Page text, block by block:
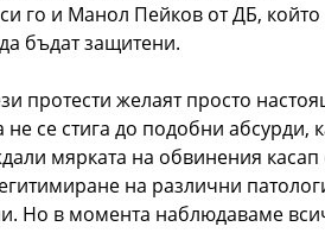
го и Манол Пейков от ДБ, който
бъдат защитени.
протести желаят просто
се стига до подобни абсурди,
мярката на обвинения касап
на различни
Но в момента наблюдаваме